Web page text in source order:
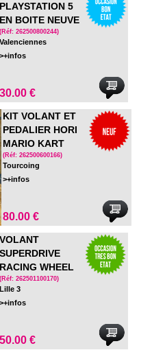
PLAYSTATION 5
EN BOITE NEUVE
(Réf: 262500800244)
Valenciennes
>+infos
30.00 €
KIT VOLANT ET
PEDALIER HORI
MARIO KART
RACING WHEEL
PRO DELUXE
NEUF EN BOITE
(Réf: 262500600166)
Tourcoing
>+infos
80.00 €
VOLANT
SUPERDRIVE
RACING WHEEL
SV950 - POUR
PS4/PC/XBOX
ONE
(Réf: 262501100170)
Lille 3
>+infos
50.00 €